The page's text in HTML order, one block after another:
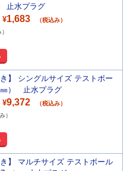
止水プラグ
¥1,683
（税込み）
】 シングルサイズ テストボー
㎜） 止水プラグ
¥9,372
（税込み）
）
】 マルチサイズ テストボール